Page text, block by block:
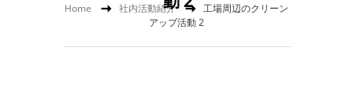
Home 社内活動紹介
工場周辺のクリーン
アップ活動 2